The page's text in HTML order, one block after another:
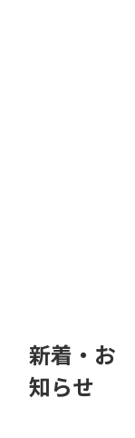
新着・お
知らせ